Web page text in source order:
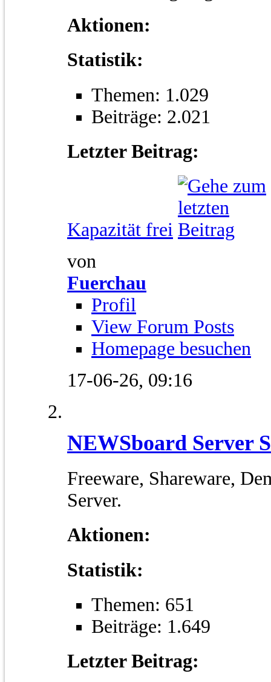
Aktionen:
Statistik:
Themen: 1.029
Beiträge: 2.021
Letzter Beitrag:
Kapazität frei
von
Fuerchau
Profil
View Forum Posts
Homepage besuchen
17-06-26, 09:16
NEWSboard Server
Freeware, Shareware,
Server.
Aktionen:
Statistik:
Themen: 651
Beiträge: 1.649
Letzter Beitrag: